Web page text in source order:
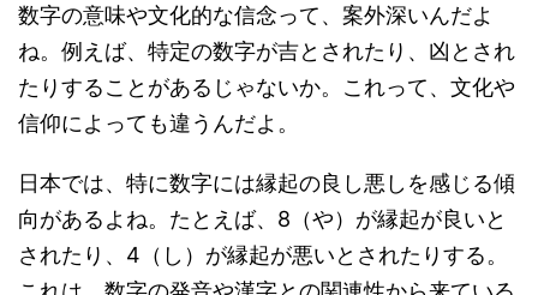
数字の意味や文化的な信念って、案外深いんだよ
ね。例えば、特定の数字が吉とされたり、凶とされ
たりすることがあるじゃないか。これって、文化や
信仰によっても違うんだよ。
日本では、特に数字には縁起の良し悪しを感じる傾
向があるよね。たとえば、8（や）が縁起が良いと
されたり、4（し）が縁起が悪いとされたりする。